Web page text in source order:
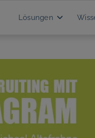
Lösungen